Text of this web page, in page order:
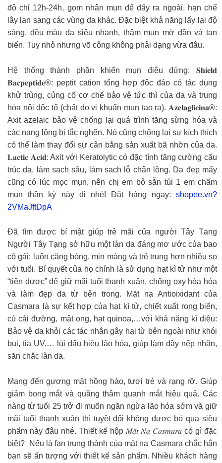
độ chỉ 12h-24h, gom nhân mụn để đẩy ra ngoài, hạn chế
lây lan sang các vùng da khác. Đặc biệt khả năng lấy lại độ
sáng, đều màu da siêu nhanh, thâm mụn mờ dần và tan
biến. Tuy nhỏ nhưng võ công không phải dạng vừa đâu.
Hệ thống thành phần khiến mụn điêu đứng: 𝐒𝐡𝐢𝐞𝐥𝐝
𝐁𝐚𝐜𝐩𝐞𝐩𝐭𝐢𝐝𝐞®: peptit cation tổng hợp độc đáo có tác dụng
khử trùng, củng cố cơ chế bảo vệ tức thì của da và trung
hòa nội độc tố (chất do vi khuẩn mụn tạo ra). 𝐀𝐳𝐞𝐥𝐚𝐠𝐥𝐢𝐜𝐢𝐧𝐚®:
Axit azelaic bảo vệ chống lại quá trình tăng sừng hóa và
các nang lông bị tắc nghẽn. Nó cũng chống lại sự kích thích
có thể làm thay đổi sự cân bằng sản xuất bã nhờn của da.
𝐋𝐚𝐜𝐭𝐢𝐜 𝐀𝐜𝐢𝐝: Axit với Keratolytic có đặc tính tăng cường cấu
trúc da, làm sạch sâu, làm sạch lỗ chân lông. Da đẹp mấy
cũng có lúc mọc mụn, nên chị em bỏ sẵn túi 1 em chấm
mụn thần kỳ này đi nhé! Đặt hàng ngay: shopee.vn?
2VMaJftDpA
Đã tìm được bí mật giúp trẻ mãi của người Tây Tạng
Người Tây Tạng sở hữu một làn da đáng mơ ước của bao
cô gái: luôn căng bóng, mịn màng và trẻ trung hơn nhiều so
với tuổi. Bí quyết của họ chính là sử dụng hạt kì tử như một
“tiên dược” để giữ mãi tuổi thanh xuân, chống oxy hóa hóa
và làm đẹp da từ bên trong. Mặt nạ Antioixidant của
Casmara là sự kết hợp của hạt kì tử, chiết xuất rong biển,
củ cải đường, mật ong, hạt quinoa,…với khả năng kì diệu:
Bảo vệ da khỏi các tác nhân gây hại từ bên ngoài như khói
bụi, tia UV,… lùi dấu hiệu lão hóa, giúp làm đầy nếp nhăn,
săn chắc làn da.
Mang đến gương mặt hồng hào, tươi trẻ và rạng rỡ. Giúp
giảm bọng mắt và quầng thâm quanh mắt hiệu quả. Các
nàng từ tuổi 25 trở đi muốn ngăn ngừa lão hóa sớm và giữ
mãi tuổi thanh xuân thì tuyệt đối không được bỏ qua siêu
phẩm này đâu nhé. Thiết kế hộp 𝑀𝑎̣̆𝑡 𝑁𝑎̣ 𝐶𝑎𝑠𝑚𝑎𝑟𝑎 có gì đặc
biệt? ️ Nếu là fan trung thành của mặt nạ Casmara chắc hẳn
bạn sẽ ấn tượng với thiết kế sản phẩm. Nhiều khách hàng